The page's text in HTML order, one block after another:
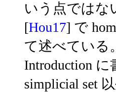
いう点ではな
[Hou17] で
て述べている
Introduction
simplicial set